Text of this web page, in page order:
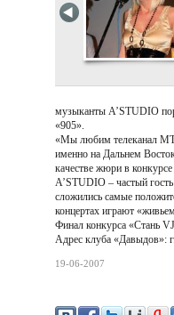
музыканты A’STUDIO
«905».
«Мы любим телеканал
именно на Дальнем
качестве жюри в
A’STUDIO – частый
сложились самые
концертах играют
Финал конкурса «Стань
Адрес клуба «Давыдов»:
19-06-2007